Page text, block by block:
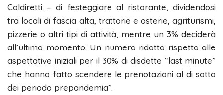
Coldiretti – di festeggiare al ristorante, dividendosi
tra locali di fascia alta, trattorie e osterie, agriturismi,
pizzerie o altri tipi di attività, mentre un 3% deciderà
all’ultimo momento. Un numero ridotto rispetto alle
aspettative iniziali per il 30% di disdette “last minute”
che hanno fatto scendere le prenotazioni al di sotto
dei periodo prepandemia”.